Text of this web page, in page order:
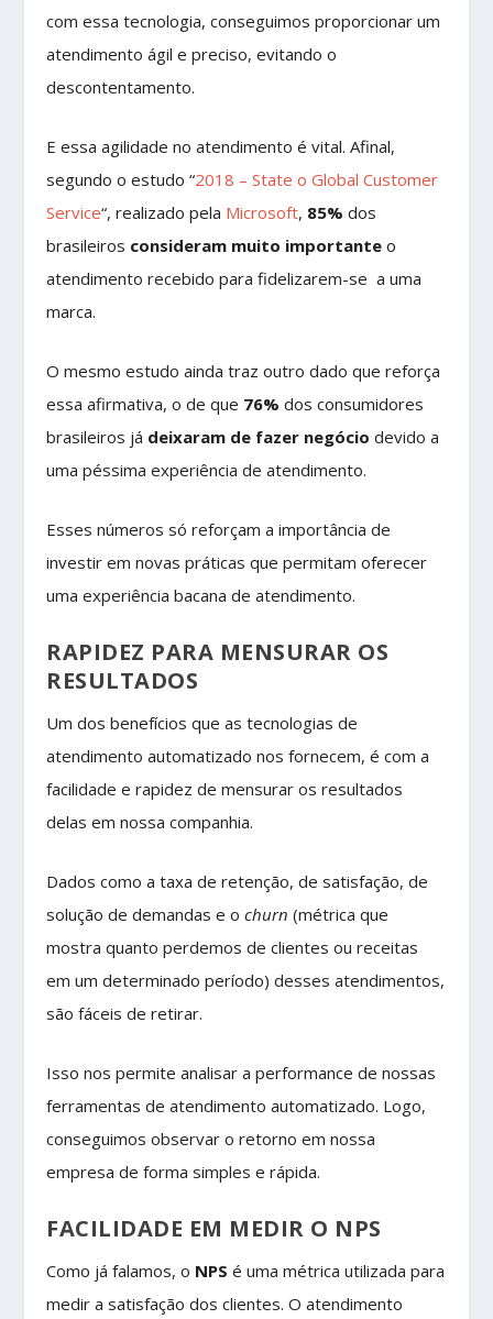
com essa tecnologia, conseguimos proporcionar um
atendimento ágil e preciso, evitando o
descontentamento.
E essa agilidade no atendimento é vital. Afinal,
segundo o estudo “2018 – State o Global Customer
Service“, realizado pela Microsoft, 85% dos
brasileiros consideram muito importante o
atendimento recebido para fidelizarem-se a uma
marca.
O mesmo estudo ainda traz outro dado que reforça
essa afirmativa, o de que 76%dos consumidores
brasileiros já deixaram de fazer negócio devido a
uma péssima experiência de atendimento.
Esses números só reforçam a importância de
investir em novas práticas que permitam oferecer
uma experiência bacana de atendimento.
RAPIDEZ PARA MENSURAR OS
RESULTADOS
Um dos benefícios que as tecnologias de
atendimento automatizado nos fornecem, é com a
facilidade e rapidez de mensurar os resultados
delas em nossa companhia.
Dados como a taxa de retenção, de satisfação, de
solução de demandas e ochurn (métrica que
mostra quanto perdemos de clientes ou receitas
em um determinado período) desses atendimentos,
são fáceis de retirar.
Isso nos permite analisar a performance de nossas
ferramentas de atendimento automatizado. Logo,
conseguimos observar o retorno em nossa
empresa de forma simples e rápida.
FACILIDADE EM MEDIR O NPS
Como já falamos, o NPS é uma métrica utilizada para
medir a satisfação dos clientes. O atendimento